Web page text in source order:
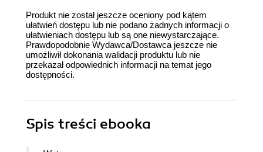
Produkt nie został jeszcze oceniony pod kątem
ułatwień dostępu lub nie podano żadnych informacji o
ułatwieniach dostępu lub są one niewystarczające.
Prawdopodobnie Wydawca/Dostawca jeszcze nie
umożliwił dokonania walidacji produktu lub nie
przekazał odpowiednich informacji na temat jego
dostępności.
Spis treści ebooka